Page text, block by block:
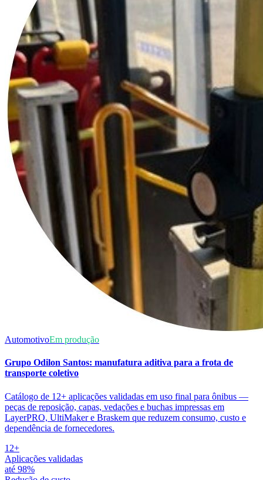
AutomotivoEm produção
Grupo Odilon Santos: manufatura aditiva para a frota de
transporte coletivo
Catálogo de 12+ aplicações validadas em uso final para ônibus —
peças de reposição, capas, vedações e buchas impressas em
LayerPRO, UltiMaker e Braskem que reduzem consumo, custo e
dependência de fornecedores.
12+
Aplicações validadas
até 98%